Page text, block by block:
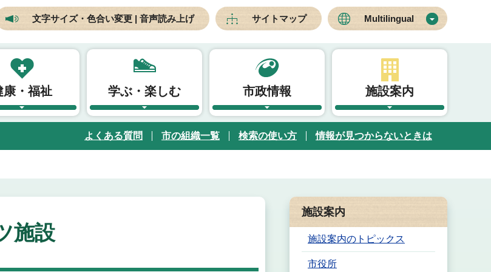
文字サイズ・色合い変更 | 音声読み上げ サイトマップ Multilingual
康・福祉 学ぶ・楽しむ 市政情報 施設案内
よくある質問 市の組織一覧 検索の使い方 情報が見つからないときは
施設
施設案内
施設案内のトピックス
市役所